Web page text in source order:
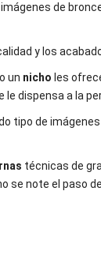
de
y los
un nicho les
dispensa a la
tipo de
técnicas de
se note el paso